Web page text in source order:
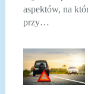
aspektów, na
przy…